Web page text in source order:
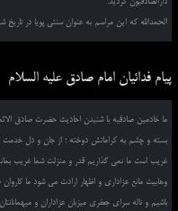
الحمدالله که این مراسم به عنوان سنتی پویا در تاریخ
پیام فدائیان امام صادق علیه السلام
ما خادمین صادقیه با شنیدن احادیث حضرت صادق
بسته و چشم به کراماتش دوخته ؛ از جان و دل خدمت
غریب است ما نمی گذاریم قدر و منزلت شما غریب
وهابیت مانع عزاداری و اظهار ارادت می شود ما
باشیم و ناله سرای جعفری میزبان عزاداران و